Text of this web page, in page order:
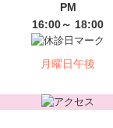
PM
16:00～ 18:00
月曜日午後